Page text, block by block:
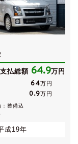
支払総額 64.9万円
64万円
0.9万円
整備込
成19年